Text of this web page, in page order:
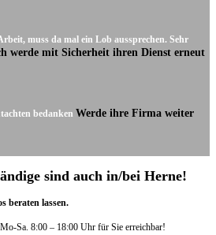
muss da mal ein Lob aussprechen. Sehr
werde mit Sicherheit ihren Dienst erneut
bedanken Werde ihre Firma weiter
sind auch in/bei Herne!
beraten lassen.
Sa. 8:00 – 18:00 Uhr für Sie erreichbar!